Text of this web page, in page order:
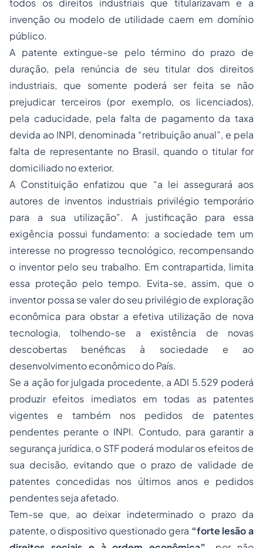
todos os direitos industriais que titularizavam e a
invenção ou modelo de utilidade caem em domínio
público.
A patente extingue-se pelo término do prazo de
duração, pela renúncia de seu titular dos direitos
industriais, que somente poderá ser feita se não
prejudicar terceiros (por exemplo, os licenciados),
pela caducidade, pela falta de pagamento da taxa
devida ao INPI, denominada “retribuição anual”, e pela
falta de representante no Brasil, quando o titular for
domiciliado no exterior.
A Constituição enfatizou que “a lei assegurará aos
autores de inventos industriais privilégio temporário
para a sua utilização”. A justificação para essa
exigência possui fundamento: a sociedade tem um
interesse no progresso tecnológico, recompensando
o inventor pelo seu trabalho. Em contrapartida, limita
essa proteção pelo tempo. Evita-se, assim, que o
inventor possa se valer do seu privilégio de exploração
econômica para obstar a efetiva utilização de nova
tecnologia, tolhendo-se a existência de novas
descobertas benéficas à sociedade e ao
desenvolvimento econômico do País.
Se a ação for julgada procedente, a ADI 5.529 poderá
produzir efeitos imediatos em todas as patentes
vigentes e também nos pedidos de patentes
pendentes perante o INPI. Contudo, para garantir a
segurança jurídica, o STF poderá modular os efeitos de
sua decisão, evitando que o prazo de validade de
patentes concedidas nos últimos anos e pedidos
pendentes seja afetado.
Tem-se que, ao deixar indeterminado o prazo da
patente, o dispositivo questionado gera “forte lesão a